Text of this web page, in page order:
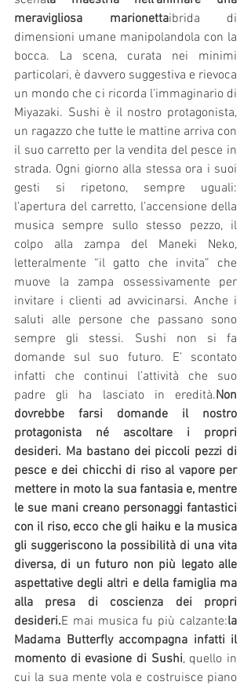
meravigliosa marionettaibrida di
dimensioni umane manipolandola con la
bocca. La scena, curata nei minimi
particolari, è davvero suggestiva e rievoca
un mondo che ci ricorda l’immaginario di
Miyazaki. Sushi è il nostro protagonista,
un ragazzo che tutte le mattine arriva con
il suo carretto per la vendita del pesce in
strada. Ogni giorno alla stessa ora i suoi
gesti si ripetono, sempre uguali:
l’apertura del carretto, l’accensione della
musica sempre sullo stesso pezzo, il
colpo alla zampa del Maneki Neko,
letteralmente “il gatto che invita” che
muove la zampa ossessivamente per
invitare i clienti ad avvicinarsi. Anche i
saluti alle persone che passano sono
sempre gli stessi. Sushi non si fa
domande sul suo futuro. E’ scontato
infatti che continui l’attività che suo
padre gli ha lasciato in eredità.Non
dovrebbe farsi domande il nostro
protagonista né ascoltare i propri
desideri. Ma bastano dei piccoli pezzi di
pesce e dei chicchi di riso al vapore per
mettere in moto la sua fantasia e, mentre
le sue mani creano personaggi fantastici
con il riso, ecco che gli haiku e la musica
gli suggeriscono la possibilità di una vita
diversa, di un futuro non più legato alle
aspettative degli altri e della famiglia ma
alla presa di coscienza dei propri
desideri.E mai musica fu più calzante:la
Madama Butterfly accompagna infatti il
momento di evasione di Sushi, quello in
cui la sua mente vola e costruisce piano